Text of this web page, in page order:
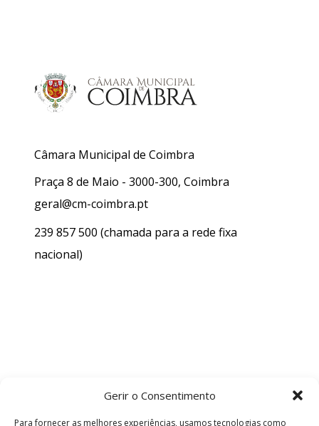
Gerir o Consentimento
Para fornecer as melhores experiências, usamos tecnologias como
Câmara Municipal de Coimbra
Praça 8 de Maio - 3000-300, Coimbra
geral@cm-coimbra.pt
239 857 500 (chamada para a rede fixa
nacional)